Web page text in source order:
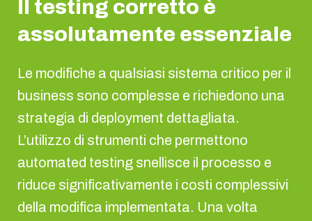
Il testing corretto è
assolutamente essenziale
Le modifiche a qualsiasi sistema critico per il
business sono complesse e richiedono una
strategia di deployment dettagliata.
L’utilizzo di strumenti che permettono
automated testing snellisce il processo e
riduce significativamente i costi complessivi
della modifica implementata. Una volta